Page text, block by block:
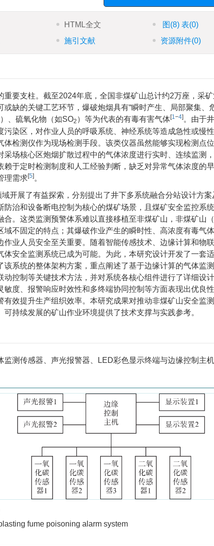
HTML全文 图 (8)表(0)
施引文献 资源附件(0)
重要支柱。截至2024年底，全国非煤矿山总计约2万座，采
缺的关键工艺环节，爆破炮烟具有“瞬时产生、局部聚集、
）、硫氧化物（如SO2 ）等为代表的有毒有害气体[1−4] 。由于
染区，对作业人员的呼吸系统、神经系统等造成急性或慢
检测仪作为现场检测手段。该类仪器虽然能够实现检测点
场核心区炮烟扩散过程中的气体浓度进行实时、连续监测，
赖于定时检测制度和人工经验判断，缺乏对异常气体浓度的
理需求[5] 。
开展了有益探索，分别提出了井下多系统融合分站设计方
治和设备断电控制为核心的煤矿场景，且煤矿安全监控系
合。这类监测预警体系难以直接移植至非煤矿山，非煤矿山
域不固定的特点；其爆破作业产生的瞬时性、高浓度有毒气
作业人员安全至关重要。随着智能传感技术、边缘计算和物
安全监测系统已成为可能。为此，本研究设计开发了一套
系统的整体架构方案，重点阐述了基于边缘计算的气体监
控制等关键技术方法，并对系统各核心组件进行了详细设
敏度、报警响应时效性和多终端协同控制等方面表现出优良
效提升生产组织效率。本研究成果对推动非煤矿山安全监
持续发展的矿山作业环境提供了技术支撑与实践参考。
监测传感器、声光报警器、LED彩色显示终端与边缘控制主
fume poisoning alarm system
黄金杂志社唯一官方网站为https://hj.c
站。特此提醒！